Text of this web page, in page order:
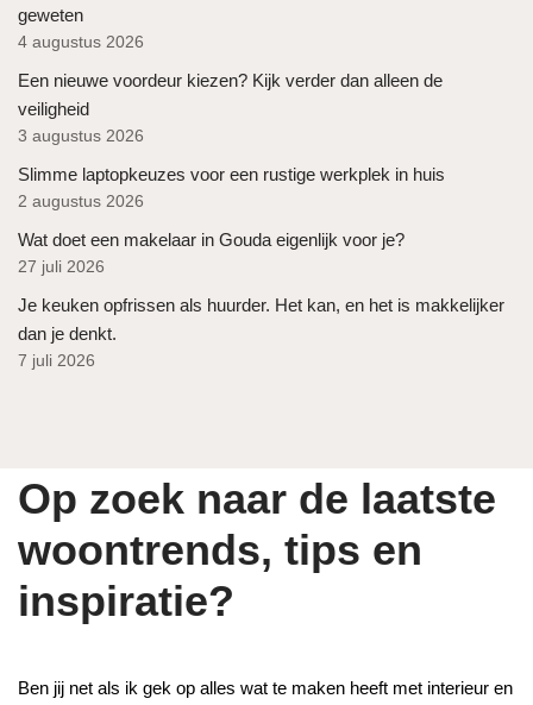
geweten
4 augustus 2026
Een nieuwe voordeur kiezen? Kijk verder dan alleen de
veiligheid
3 augustus 2026
Slimme laptopkeuzes voor een rustige werkplek in huis
2 augustus 2026
Wat doet een makelaar in Gouda eigenlijk voor je?
27 juli 2026
Je keuken opfrissen als huurder. Het kan, en het is makkelijker
dan je denkt.
7 juli 2026
Op zoek naar de laatste
woontrends, tips en
inspiratie?
Ben jij net als ik gek op alles wat te maken heeft met interieur en